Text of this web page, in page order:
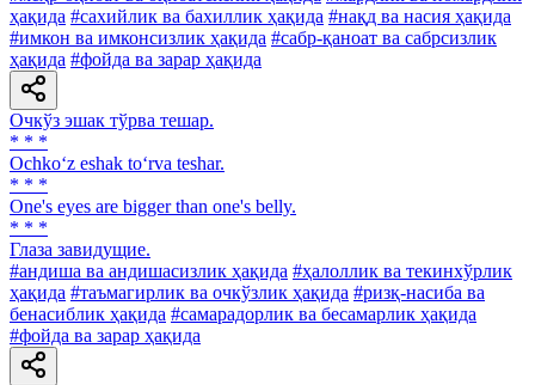
ҳақида #сахийлик ва бахиллик ҳақида #нақд ва насия ҳақида
#имкон ва имконсизлик ҳақида #сабр-қаноат ва сабрсизлик
ҳақида #фойда ва зарар ҳақида
Очкўз эшак тўрва тешар.
* * *
Ochko‘z eshak to‘rva teshar.
* * *
One's eyes are bigger than one's belly.
* * *
Глаза завидущие.
#андиша ва андишасизлик ҳақида #ҳалоллик ва текинхўрлик
ҳақида #таъмагирлик ва очкўзлик ҳақида #ризқ-насиба ва
бенасиблик ҳақида #самарадорлик ва бесамарлик ҳақида
#фойда ва зарар ҳақида